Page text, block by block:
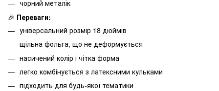
чорний металік
🎉 Переваги:
універсальний розмір 18 дюймів
щільна фольга, що не деформується
насичений колір і чітка форма
легко комбінується з латексними кульками
підходить для будь-якої тематики